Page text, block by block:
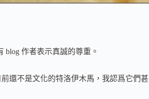
blog 作者表示真誠的尊重。
還不是文化的特洛伊木馬，我認爲它們甚